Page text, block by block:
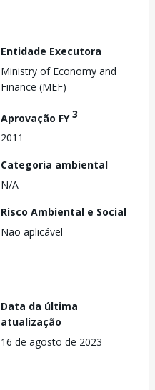
Entidade Executora
Ministry of Economy and
Finance (MEF)
Aprovação FY3
2011
Categoria ambiental
N/A
Risco Ambiental e Social
Não aplicável
Data da última
atualização
16 de agosto de 2023